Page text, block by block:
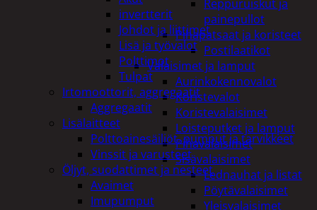
Reppuruiskut ja
painepullot
Pihapatsaat ja koristeet
Postilaatikot
Valaisimet ja lamput
Aurinkokennovalot
Koristevalot
Koristevalaisimet
Loisteputket ja lamput
Pihavalaisimet
Sisävalaisimet
Lednauhat ja listat
Pöytävalaisimet
Yleisvalaisimet
invertterit
Johdot ja liittimet
Lisä ja työvalot
Polttimot
Tulpat
Irtomoottorit, aggregaatit
Aggregaatit
Lisälaitteet
Polttoainesäiliöt, pumput ja tarvikkeet
Vinssit ja varusteet
Öljyt, suodattimet ja nesteet
Avaimet
Imupumput